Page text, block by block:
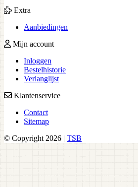
Extra
Aanbiedingen
Mijn account
Inloggen
Bestelhistorie
Verlanglijst
Klantenservice
Contact
Sitemap
© Copyright 2026 | TSB